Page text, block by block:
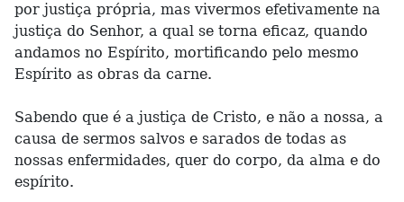
por justiça própria, mas vivermos efetivamente na
justiça do Senhor, a qual se torna eficaz, quando
andamos no Espírito, mortificando pelo mesmo
Espírito as obras da carne.
Sabendo que é a justiça de Cristo, e não a nossa, a
causa de sermos salvos e sarados de todas as
nossas enfermidades, quer do corpo, da alma e do
espírito.